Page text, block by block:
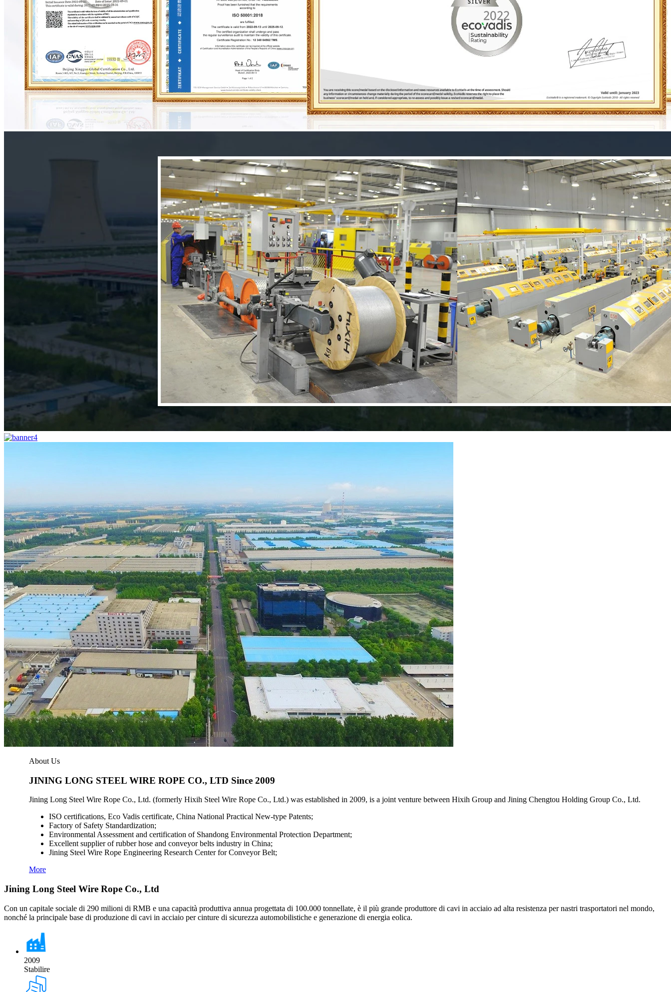
About Us
JINING LONG STEEL WIRE ROPE CO., LTD Since 2009
Jining Long Steel Wire Rope Co., Ltd. (formerly Hixih Steel Wire Rope Co., Ltd.) was established in 2009, is a joint venture between Hixih Group and Jining Chengtou Holding Group Co., Ltd.
ISO certifications, Eco Vadis certificate, China National Practical New-type Patents;
Factory of Safety Standardization;
Environmental Assessment and certification of Shandong Environmental Protection Department;
Excellent supplier of rubber hose and conveyor belts industry in China;
Jining Steel Wire Rope Engineering Research Center for Conveyor Belt;
More
Jining Long Steel Wire Rope Co., Ltd
Con un capitale sociale di 290 milioni di RMB e una capacità produttiva annua progettata di 100.000 tonnellate, è il più grande produttore di cavi in ​​acciaio ad alta resistenza per nastri trasportatori nel mondo,
nonché la principale base di produzione di cavi in ​​acciaio per cinture di sicurezza automobilistiche e generazione di energia eolica.
2009
Stabilire